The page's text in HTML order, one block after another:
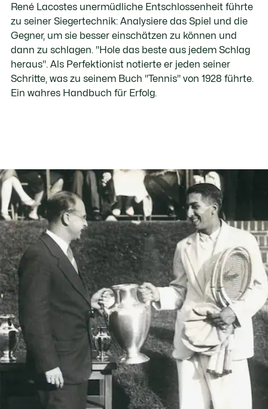
René Lacostes unermüdliche Entschlossenheit führte
zu seiner Siegertechnik: Analysiere das Spiel und die
Gegner, um sie besser einschätzen zu können und
dann zu schlagen. "Hole das beste aus jedem Schlag
heraus". Als Perfektionist notierte er jeden seiner
Schritte, was zu seinem Buch "Tennis" von 1928 führte.
Ein wahres Handbuch für Erfolg.